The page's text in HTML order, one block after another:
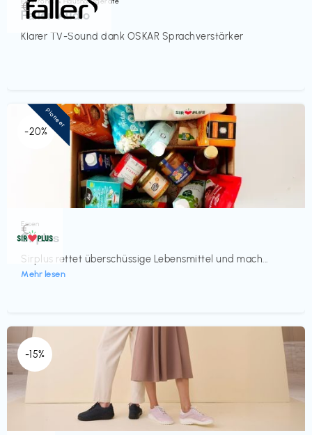
Faller Audio
Klarer TV-Sound dank OSKAR Sprachverstärker
€‎
-20%
Essen
Sirplus
Sirplus rettet überschüssige Lebensmittel und mach...
Mehr lesen
€‎
Pioneer
-15%